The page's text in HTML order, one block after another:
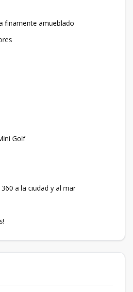
finamente amueblado
Golf
a la ciudad y al mar